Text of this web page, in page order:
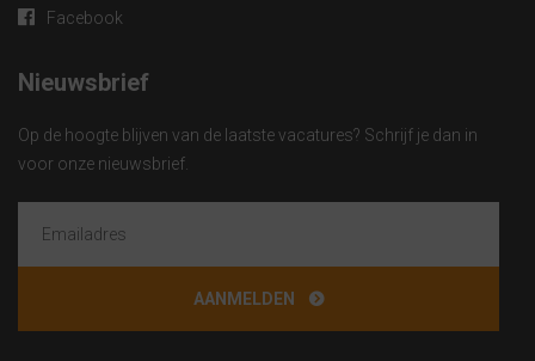
Facebook
Nieuwsbrief
Op de hoogte blijven van de laatste vacatures? Schrijf je dan in
voor onze nieuwsbrief.